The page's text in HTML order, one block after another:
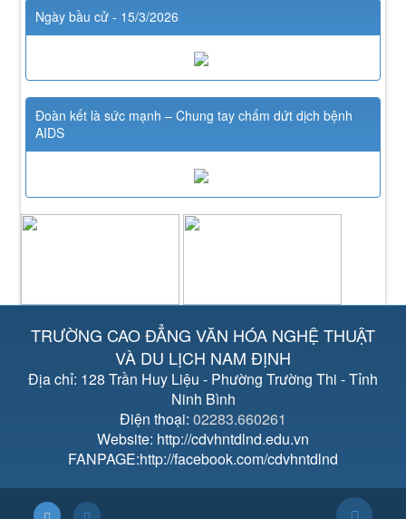
Ngày bầu cử - 15/3/2026
Đoàn kết là sức mạnh – Chung tay chấm dứt dịch bệnh
AIDS
TRƯỜNG CAO ĐẲNG VĂN HÓA NGHỆ THUẬT
VÀ DU LỊCH NAM ĐỊNH
Địa chỉ: 128 Trần Huy Liệu - Phường Trường Thi - Tỉnh
Ninh Bình
Điện thoại: 02283.660261
Website: http://cdvhntdlnd.edu.vn
FANPAGE:http://facebook.com/cdvhntdlnd